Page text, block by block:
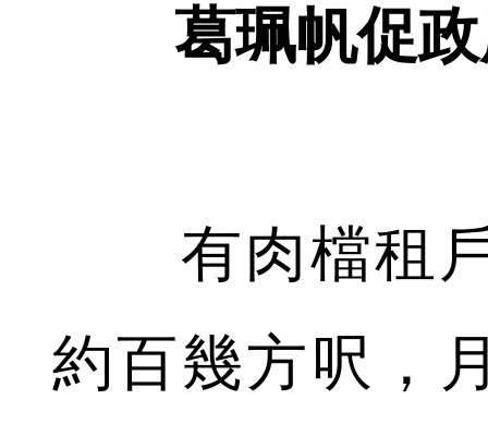
葛珮帆促政
有肉檔租戶
約百幾方呎，